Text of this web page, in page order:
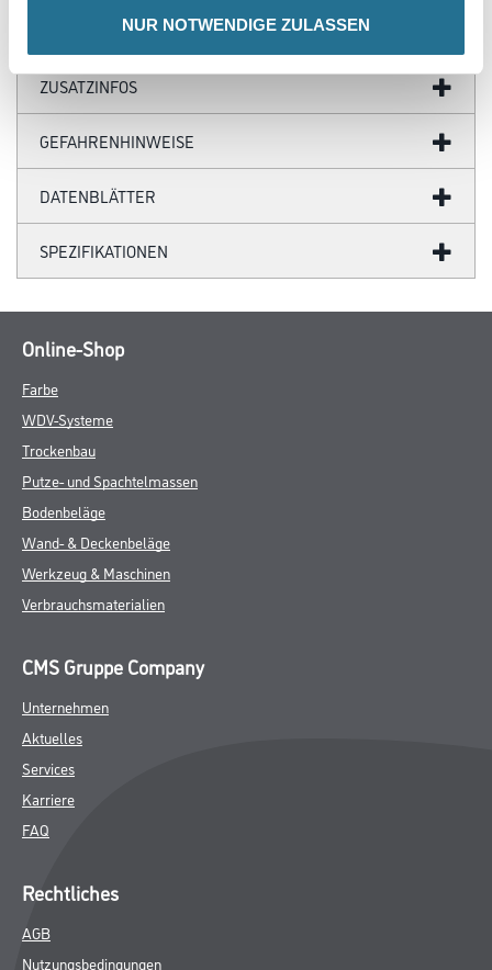
NUR NOTWENDIGE ZULASSEN
ZUSATZINFOS
GEFAHRENHINWEISE
DATENBLÄTTER
SPEZIFIKATIONEN
Online-Shop
Farbe
WDV-Systeme
Trockenbau
Putze- und Spachtelmassen
Bodenbeläge
Wand- & Deckenbeläge
Werkzeug & Maschinen
Verbrauchsmaterialien
CMS Gruppe Company
Unternehmen
Aktuelles
Services
Karriere
FAQ
Rechtliches
AGB
Nutzungsbedingungen